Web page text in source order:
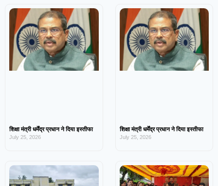
शिक्षा मंत्री धर्मेंद्र प्रधान ने दिया इस्तीफा
July 25, 2026
शिक्षा मंत्री धर्मेंद्र प्रधान ने दिया इस्तीफा
July 25, 2026